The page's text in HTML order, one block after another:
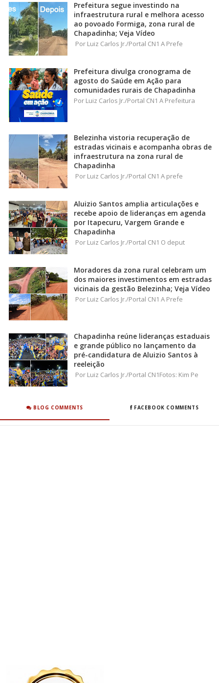
Prefeitura segue investindo na
infraestrutura rural e melhora acesso
ao povoado Formiga, zona rural de
Chapadinha; Veja Vídeo
Por Luiz Carlos Jr./Portal CN1 A Prefe
Prefeitura divulga cronograma de
agosto do Saúde em Ação para
comunidades rurais de Chapadinha
Por Luiz Carlos Jr./Portal CN1 A Prefeitura
Belezinha vistoria recuperação de
estradas vicinais e acompanha obras de
infraestrutura na zona rural de
Chapadinha
Por Luiz Carlos Jr./Portal CN1 A prefe
Aluizio Santos amplia articulações e
recebe apoio de lideranças em agenda
por Itapecuru, Vargem Grande e
Chapadinha
Por Luiz Carlos Jr./Portal CN1 O deput
Moradores da zona rural celebram um
dos maiores investimentos em estradas
vicinais da gestão Belezinha; Veja Vídeo
Por Luiz Carlos Jr./Portal CN1 A Prefe
Chapadinha reúne lideranças estaduais
e grande público no lançamento da
pré-candidatura de Aluizio Santos à
reeleição
Por Luiz Carlos Jr./Portal CN1Fotos: Kim Pe
BLOG COMMENTS FACEBOOK COMMENTS